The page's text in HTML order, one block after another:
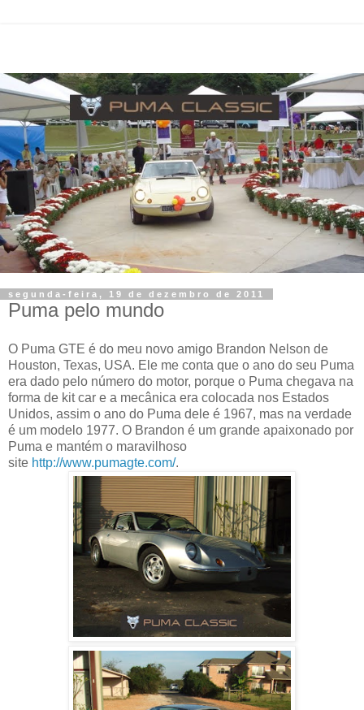
segunda-feira, 19 de dezembro de 2011
Puma pelo mundo
O Puma GTE é do meu novo amigo Brandon Nelson de
Houston, Texas, USA. Ele me conta que o ano do seu Puma
era dado pelo número do motor, porque o Puma chegava na
forma de kit car e a mecânica era colocada nos Estados
Unidos, assim o ano do Puma dele é 1967, mas na verdade
é um modelo 1977. O Brandon é um grande apaixonado por
Puma e mantém o maravilhoso
site http://www.pumagte.com/.